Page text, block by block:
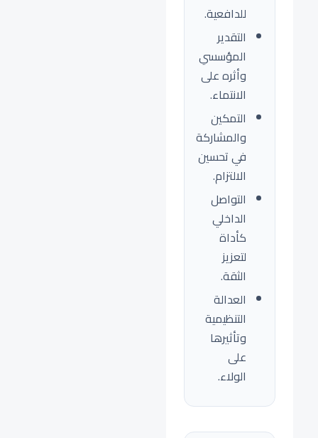
للدافعية.
التقدير
المؤسسي
وأثره على
الانتماء.
التمكين
والمشاركة
في تحسين
الالتزام.
التواصل
الداخلي
كأداة
لتعزيز
الثقة.
العدالة
التنظيمية
وتأثيرها
على
الولاء.